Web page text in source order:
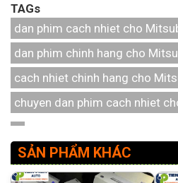
TAGs
dan phim cach nhiet cho
dan phim chinh hang cho
cach nhiet chinh hang cho
chuyen dan phim cach nhiet
SẢN PHẨM KHÁC